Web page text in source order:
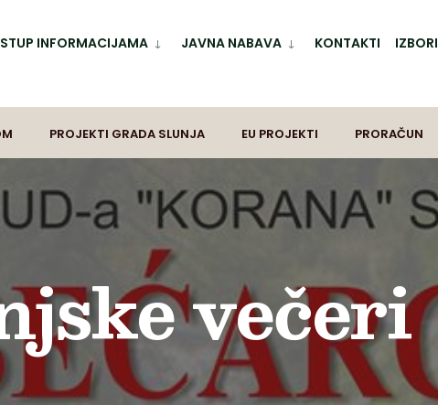
INFORMACIJAMA JAVNA NABAVA KONTAKTI IZBORI
PROJEKTI GRADA SLUNJA EU PROJEKTI PRORAČUN
večeri